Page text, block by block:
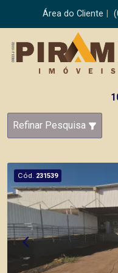
Área do Cliente
Refinar Pesquisa
Cód. 231539